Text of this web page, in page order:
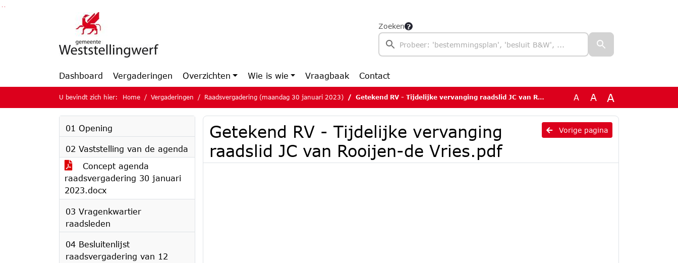
Ga naar de inhoud van deze pagina
Zoeken
Dashboard Vergaderingen Overzichten Wie is wie Vraagbaak Contact
U bevindt zich hier: Home Vergaderingen Raadsvergadering (maandag 30 januari 2023) Getekend RV - Tijdelijke vervanging raadslid JC van Rooijen-de Vries.pdf A A A
01 Opening
02 Vaststelling van de agenda
Concept agenda
raadsvergadering 30 januari
2023.docx
03 Vragenkwartier
raadsleden
04 Besluitenlijst
raadsvergadering van 12
Vorige pagina
Getekend RV - Tijdelijke vervanging
raadslid JC van Rooijen-de Vries.pdf